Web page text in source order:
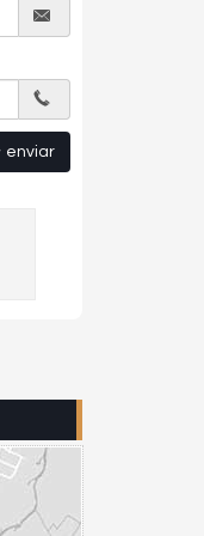
enviar